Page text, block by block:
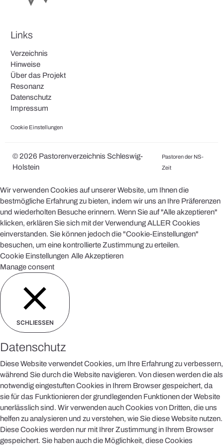
Links
Verzeichnis
Hinweise
Über das Projekt
Resonanz
Datenschutz
Impressum
Cookie Einstellungen
© 2026 Pastorenverzeichnis Schleswig-
Holstein
Pastoren der NS-
Zeit
Wir verwenden Cookies auf unserer Website, um Ihnen die
bestmögliche Erfahrung zu bieten, indem wir uns an Ihre Präferenzen
und wiederholten Besuche erinnern. Wenn Sie auf "Alle akzeptieren"
klicken, erklären Sie sich mit der Verwendung ALLER Cookies
einverstanden. Sie können jedoch die "Cookie-Einstellungen"
besuchen, um eine kontrollierte Zustimmung zu erteilen.
Cookie Einstellungen Alle Akzeptieren
Manage consent
SCHLIESSEN
Datenschutz
Diese Website verwendet Cookies, um Ihre Erfahrung zu verbessern,
während Sie durch die Website navigieren. Von diesen werden die als
notwendig eingestuften Cookies in Ihrem Browser gespeichert, da
sie für das Funktionieren der grundlegenden Funktionen der Website
unerlässlich sind. Wir verwenden auch Cookies von Dritten, die uns
helfen zu analysieren und zu verstehen, wie Sie diese Website nutzen.
Diese Cookies werden nur mit Ihrer Zustimmung in Ihrem Browser
gespeichert. Sie haben auch die Möglichkeit, diese Cookies